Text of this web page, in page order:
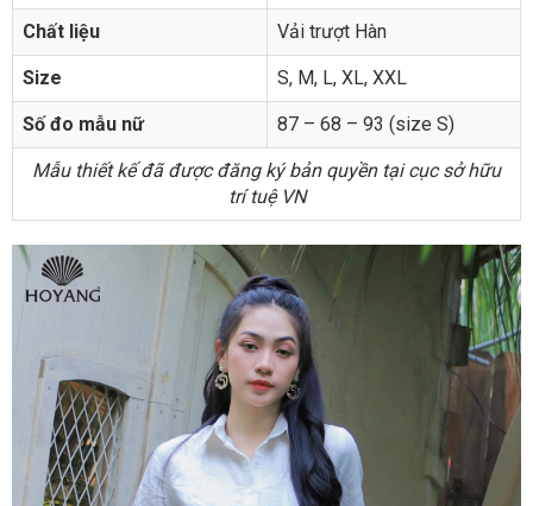
Chất liệu Vải trượt Hàn
Size S, M, L, XL, XXL
Số đo mẫu nữ 87 – 68 – 93 (size S)
Mẫu thiết kế đã được đăng ký bản quyền tại cục sở hữu
trí tuệ VN